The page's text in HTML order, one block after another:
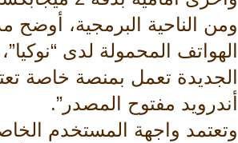
ومن الناحية البرمجية،
الهواتف المحمولة لدى
الجديدة تعمل بمنصة خاصة
أندرويد مفتوح المصدر”.
وتعتمد واجهة المستخدم